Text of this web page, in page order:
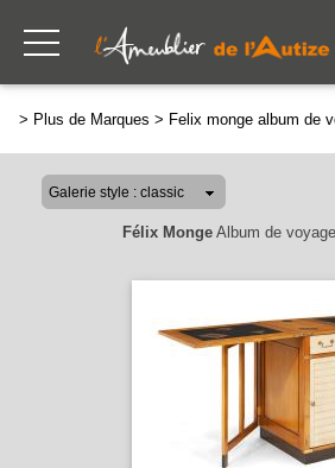
> Plus de Marques > Felix monge album de
Félix MongeAlbum de